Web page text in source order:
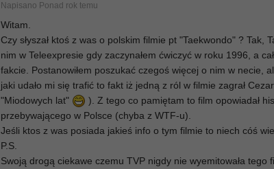
Napisano Ponad rok temu
Witam.
Czy słyszał ktoś z was o polskim filmie pt "Taekwondo" ? Tak,
nim w Teleexpresie gdy zaczynałem ćwiczyć w roku 1996, a
fakcie. Postanowiłem poszukać czegoś więcej o nim w necie,
jaki udało mi się trafić to fakt iż jedną z ról w filmie zagrał
"Miodowych lat"
). Z tego co pamiętam to film opowiadał
przebywającego w Polsce (chyba z WTF-u).
Jeśli ktos z was posiada jakieś info o tym filmie to niech cóś
P.S.
Swoją drogą ciekawe czemu TVP nigdy nie wyemitowała